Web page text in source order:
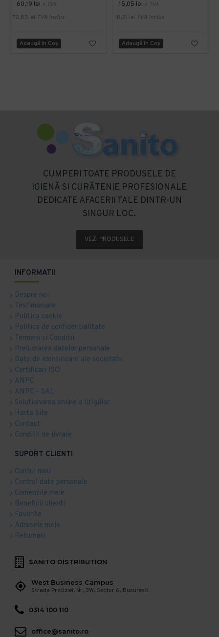
60,19 lei + TVA
72,83 lei TVA inclus
Adaugă în Coş
15,05 lei + TVA
18,21 lei TVA inclus
Adaugă în Coş
CUMPERI TOATE PRODUSELE DE
IGIENĂ SI CURĂTENIE PROFESIONALE
DEDICATE AFACERII TALE DINTR-UN
SINGUR LOC.
VEZI PRODUSELE
INFORMATII
Despre noi
Testimoniale
Politica cookie
Politica de confidentialitate
Termeni si Conditii
Prelucrarea datelor personale
Date de identificare ale societatii
Certificari ISO
ANPC
ANPC - SAL
Solutionarea online a litigiilor
Harta Site
Contact
Conditii de livrare
SUPORT CLIENTI
Contul meu
Control date personale
Comenzile mele
Beneficii clienti
Favorite
Adresele mele
Returnari
SANITO DISTRIBUTION
West Business Campus
Strada Preciziei, Nr, 3W, Sector 6, Bucuresti
0314 100 110
office@sanito.ro